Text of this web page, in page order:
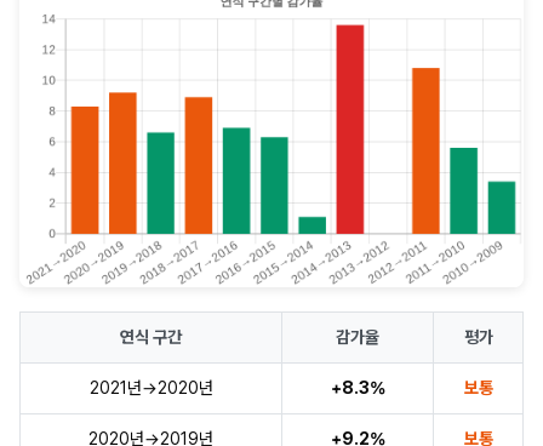
연식 구간 감가율 평가
2021년→2020년 +8.3% 보통
2020년→2019년 +9.2% 보통